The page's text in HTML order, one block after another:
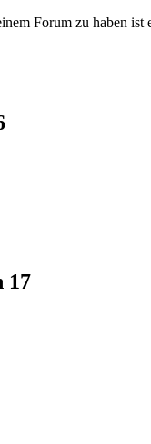
Forum zu haben ist
17